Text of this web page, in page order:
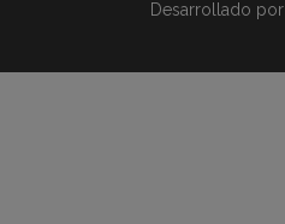
Desarrollado por